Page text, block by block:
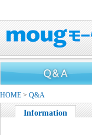
HOME > Q&A
Information